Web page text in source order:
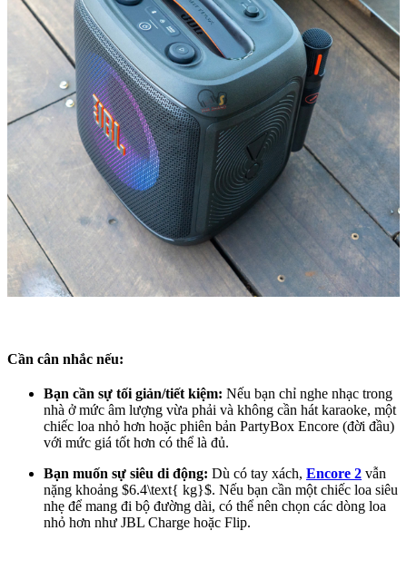
Cần cân nhắc nếu:
Bạn cần sự tối giản/tiết kiệm: Nếu bạn chỉ nghe nhạc trong
nhà ở mức âm lượng vừa phải và không cần hát karaoke, một
chiếc loa nhỏ hơn hoặc phiên bản PartyBox Encore (đời đầu)
với mức giá tốt hơn có thể là đủ.
Bạn muốn sự siêu di động: Dù có tay xách, Encore 2 vẫn
nặng khoảng $6.4\text{ kg}$. Nếu bạn cần một chiếc loa siêu
nhẹ để mang đi bộ đường dài, có thể nên chọn các dòng loa
nhỏ hơn như JBL Charge hoặc Flip.